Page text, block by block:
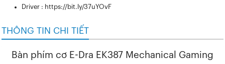
Driver : https://bit.ly/37uYOvF
THÔNG TIN CHI TIẾT
Bàn phím cơ E-Dra EK387 Mechanical Gaming